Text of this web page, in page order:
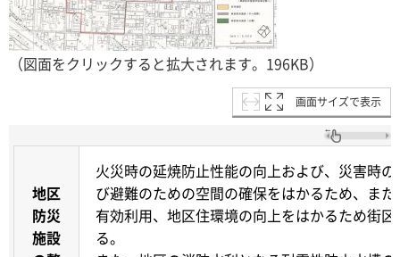
（図面をクリックすると拡大されます。196KB）
画面サイズで表示
地区
防災
施設
火災時の延焼防止性能の向上および、災害時
び避難のための空間の確保をはかるため、ま
有効利用、地区住環境の向上をはかるため街
る。